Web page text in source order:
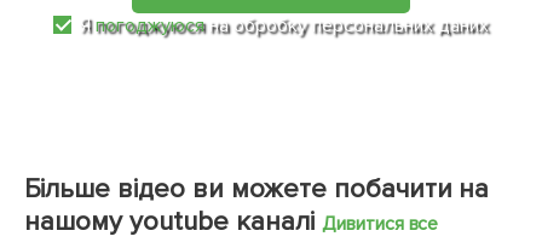
Япогоджуюся на обробку персональних даних
Більше відео ви можете побачити на
нашому youtube каналі Дивитися все